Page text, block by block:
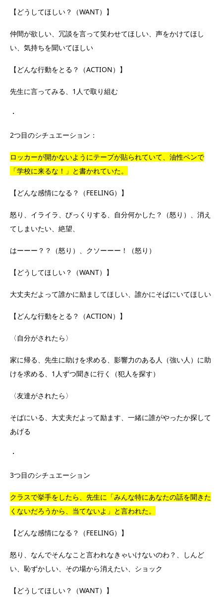
【どうしてほしい？（WANT）】
仲間が欲しい、冗談を言って笑わせてほしい、声をかけてほし
い、気持ちを聞いてほしい
【どんな行動をとる？（ACTION）】
先生に言ってみる、1人で取り組む
・
2つ目のシチュエーション：
ロッカーが開かないようにテープが貼られていて、油性ペンで
「学校に来るな！」と書かれていた。
【どんな感情になる？（FEELING）】
怒り、イライラ、びっくりする、自分何かした？（怒り）、消え
てしまいたい、絶望、
はーーー？？（怒り）、クソーーー！（怒り）
【どうしてほしい？（WANT）】
大丈夫だよって誰かに励ましてほしい、誰かにそばにいてほしい
【どんな行動をとる？（ACTION）】
〈自分がされたら〉
家に帰る、先生に助けを求める、影響力のある人（強い人）に助
けを求める、1人ずつ聞きに行く（犯人を探す）
〈友達がされたら〉
そばにいる、大丈夫だよって励ます、一緒に誰がやったか探して
あげる
・
3つ目のシチュエーション
クラスで挙手をしたら、先生に「みんな特にあなたの話を聞きた
くないだろうから、当てないよ」と言われた。
【どんな感情になる？（FEELING）】
怒り、なんでそんなこと言われなきゃいけないのわ？、しんど
い、恥ずかしい、その場から消えたい、ショック
【どうしてほしい？（WANT）】